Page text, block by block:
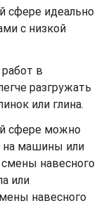
сфере идеально
с низкой
в
разгружать
или глина.
сфере можно
на машины или
навесного
или
навесного